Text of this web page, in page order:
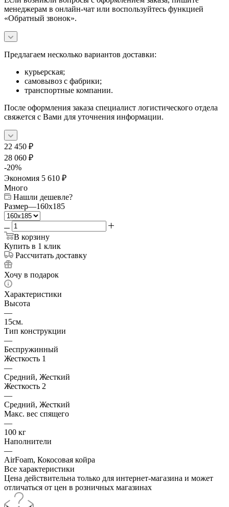
менеджерам в онлайн-чат или воспользуйтесь функцией
«Обратный звонок».
Предлагаем несколько вариантов доставки:
курьерская;
самовывоз с фабрики;
транспортные компании.
После оформления заказа специалист логистического отдела
свяжется с Вами для уточнения информации.
22 450 ₽
28 060 ₽
-20%
Экономия 5 610 ₽
Много
Нашли дешевле?
Размер—160x185
В корзину
Купить в 1 клик
Рассчитать доставку
Хочу в подарок
Характеристики
Высота
—
15см.
Тип конструкции
—
Беспружинный
Жесткость 1
—
Средний, Жесткий
Жесткость 2
—
Средний, Жесткий
Макс. вес спящего
—
100 кг
Наполнители
—
AirFoam, Кокосовая койра
Все характеристики
Цена действительна только для интернет-магазина и может
отличаться от цен в розничных магазинах